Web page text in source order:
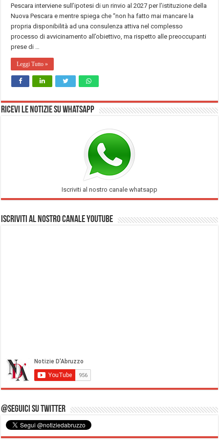
Pescara interviene sull’ipotesi di un rinvio al 2027 per l’istituzione della
Nuova Pescara e mentre spiega che “non ha fatto mai mancare la
propria disponibilità ad una consulenza attiva nel complesso
processo di avvicinamento all’obiettivo, ma rispetto alle preoccupanti
prese di …
Leggi Tutto »
Ricevi le notizie su Whatsapp
Iscriviti al nostro canale whatsapp
Iscriviti al nostro Canale Youtube
@Seguici su Twitter